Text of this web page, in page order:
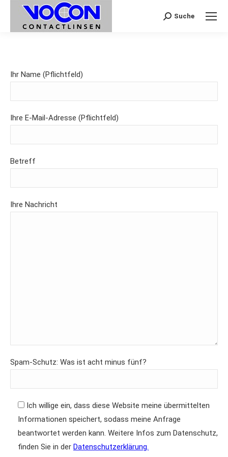
Search:
Suche
Ihr Name (Pflichtfeld)
Ihre E-Mail-Adresse (Pflichtfeld)
Betreff
Ihre Nachricht
Spam-Schutz: Was ist acht minus fünf?
Ich willige ein, dass diese Website meine übermittelten
Informationen speichert, sodass meine Anfrage
beantwortet werden kann. Weitere Infos zum Datenschutz,
finden Sie in der Datenschutzerklärung.